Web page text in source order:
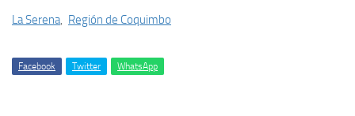
La Serena, Región de Coquimbo
Facebook Twitter WhatsApp